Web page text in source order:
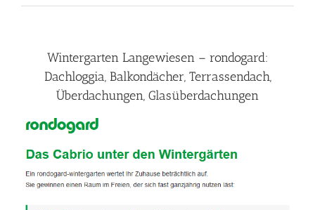
Wintergarten Langewiesen – rondogard:
Dachloggia, Balkondächer, Terrassendach,
Überdachungen, Glasüberdachungen